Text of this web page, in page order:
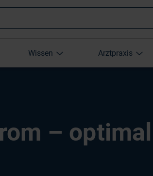
Wissen Arztpraxis
– optimal
Wonach